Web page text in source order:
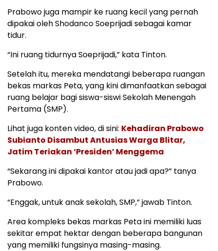
Prabowo juga mampir ke ruang kecil yang pernah
dipakai oleh Shodanco Soeprijadi sebagai kamar
tidur.
“Ini ruang tidurnya Soeprijadi,” kata Tinton.
Setelah itu, mereka mendatangi beberapa ruangan
bekas markas Peta, yang kini dimanfaatkan sebagai
ruang belajar bagi siswa-siswi Sekolah Menengah
Pertama (SMP).
Lihat juga konten video, di sini: Kehadiran Prabowo
Subianto Disambut Antusias Warga Blitar,
Jatim Teriakan ‘Presiden’ Menggema
“Sekarang ini dipakai kantor atau jadi apa?” tanya
Prabowo.
“Enggak, untuk anak sekolah, SMP,” jawab Tinton.
Area kompleks bekas markas Peta ini memiliki luas
sekitar empat hektar dengan beberapa bangunan
yang memiliki fungsinya masing-masing.